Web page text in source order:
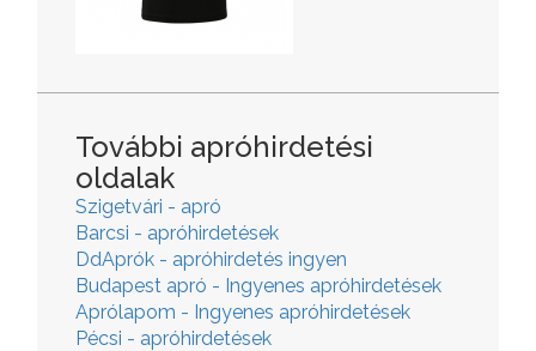
További apróhirdetési
oldalak
Szigetvári - apró
Barcsi - apróhirdetések
DdAprók - apróhirdetés ingyen
Budapest apró - Ingyenes apróhirdetések
Aprólapom - Ingyenes apróhirdetések
Pécsi - apróhirdetések